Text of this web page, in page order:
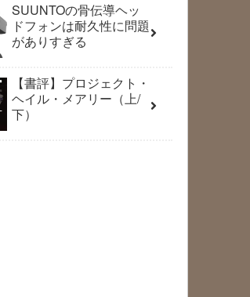
SUUNTOの骨伝導ヘッ
ドフォンは耐久性に問題
がありすぎる
【書評】プロジェクト・
ヘイル・メアリー（上/
下）